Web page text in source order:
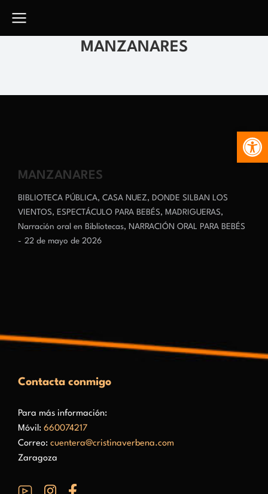
MANZANARES
MANZANARES
BIBLIOTECA PÚBLICA, CASA NUEZ, DONDE SILBAN LOS
VIENTOS, ESPECTÁCULO PARA BEBÉS, MADRIGUERAS,
Narración oral en Bibliotecas, NARRACIÓN ORAL PARA BEBÉS
22 de mayo de 2026
Contacta conmigo
Para más información:
Móvil: 660074217
Correo: cuentera@cristinaverbena.com
Zaragoza